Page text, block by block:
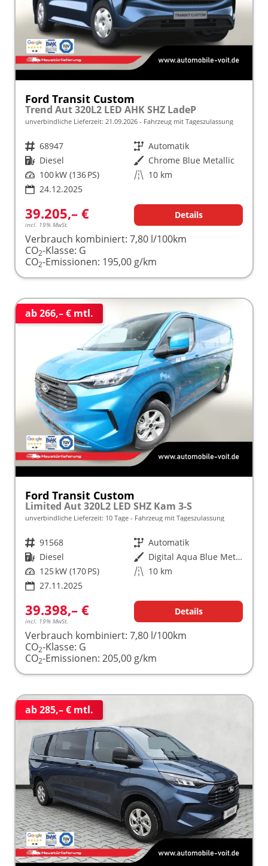
Ford Transit Custom
Trend Aut 320L2 LED AHK SHZ LadeP
unverbindliche Lieferzeit: 21.09.2026 Fahrzeug mit Tageszulassung
Fahrzeugnr. 68947 Getriebe Automatik
Kraftstoff Diesel Außenfarbe Chrome Blue Metallic
Leistung 100 kW (136 PS) Kilometerstand 10 km
24.12.2025
39.205,– €
incl. 19% MwSt.
Details
Verbrauch kombiniert: 7,80 l/100km
CO2-Klasse: G
CO2-Emissionen: 195,00 g/km
ab 266,– € mtl.
Ford Transit Custom
Limited Aut 320L2 LED SHZ Kam 3-S
unverbindliche Lieferzeit: 10 Tage Fahrzeug mit Tageszulassung
Fahrzeugnr. 91568 Getriebe Automatik
Kraftstoff Diesel Außenfarbe
Digital Aqua Blue Metallic
Leistung 125 kW (170 PS) Kilometerstand 10 km
27.11.2025
39.398,– €
incl. 19% MwSt.
Details
Verbrauch kombiniert: 7,80 l/100km
CO2-Klasse: G
CO2-Emissionen: 205,00 g/km
ab 285,– € mtl.